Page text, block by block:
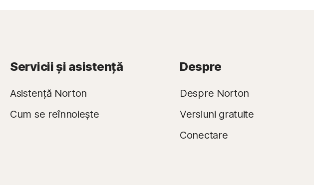
Servicii și asistență
Asistență Norton
Cum se reînnoiește
Despre
Despre Norton
Versiuni gratuite
Conectare